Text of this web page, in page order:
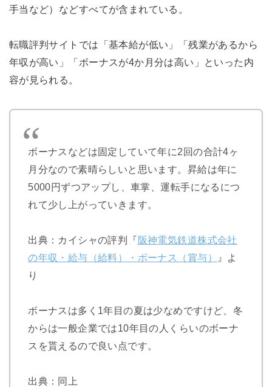
手当など）などすべてが含まれている。
転職評判サイトでは「基本給が低い」「残業があるから
年収が高い」「ボーナスが4か月分は高い」といった内
容が見られる。
ボーナスなどは固定していて年に2回の合計4ヶ
月分なので素晴らしいと思います。昇給は年に
5000円ずつアップし、車掌、運転手になるにつ
れて少し上がっていきます。
出典：カイシャの評判『阪神電気鉄道株式会社
の年収・給与（給料）・ボーナス（賞与）
』よ
り
ボーナスは多く1年目の夏は少なめですけど、冬
からは一般企業では10年目の人くらいのボーナ
スを貰えるので良い点です。
出典：同上